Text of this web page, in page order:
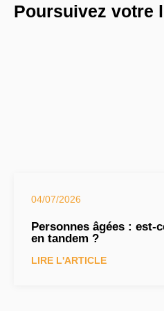
Poursuivez votre
04/07/2026
Personnes âgées : est-
en tandem ?
LIRE L'ARTICLE